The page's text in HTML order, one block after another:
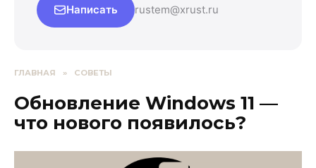
Написать rustem@xrust.ru
ГЛАВНАЯ » СОВЕТЫ
Обновление Windows 11 —
что нового появилось?